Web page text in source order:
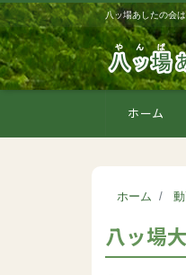
八ッ場あしたの会
ホーム
ホーム
八ッ場